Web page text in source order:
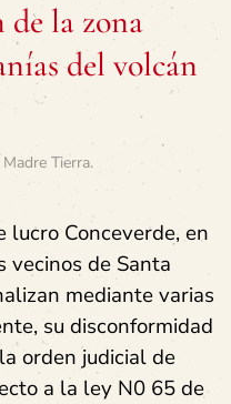
de la zona
del volcán
Madre Tierra.
lucro Conceverde, en
vecinos de Santa
mediante varias
su disconformidad
orden judicial de
a la ley N0 65 de